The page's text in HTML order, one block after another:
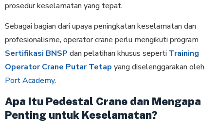
prosedur keselamatan yang tepat.
Sebagai bagian dari upaya peningkatan keselamatan dan
profesionalisme, operator crane perlu mengikuti program
Sertifikasi BNSP dan pelatihan khusus seperti Training
Operator Crane Putar Tetap yang diselenggarakan oleh
Port Academy.
Apa Itu Pedestal Crane dan Mengapa
Penting untuk Keselamatan?